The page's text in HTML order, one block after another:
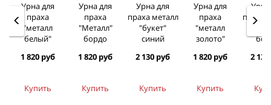
Урна для
праха
"металл
белый"
1 820 руб
Купить
Урна для
праха
"Металл"
бордо
1 820 руб
Купить
Урна для
праха металл
"букет"
синий
2 130 руб
Купить
Урна для
праха
"металл
золото"
1 820 руб
Купить
Урна
праха
2